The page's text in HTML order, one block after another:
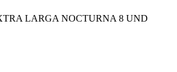
LARGA NOCTURNA 8 UND